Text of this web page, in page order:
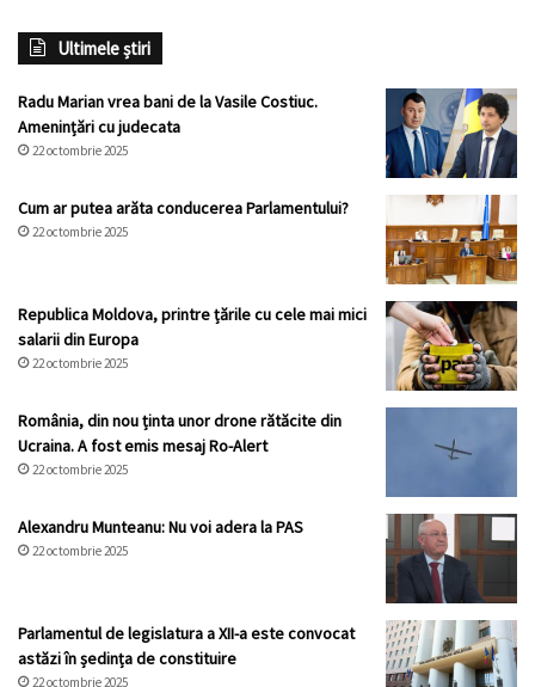
Ultimele știri
Radu Marian vrea bani de la Vasile Costiuc.
Amenințări cu judecata
22 octombrie 2025
Cum ar putea arăta conducerea Parlamentului?
22 octombrie 2025
Republica Moldova, printre țările cu cele mai mici
salarii din Europa
22 octombrie 2025
România, din nou ținta unor drone rătăcite din
Ucraina. A fost emis mesaj Ro-Alert
22 octombrie 2025
Alexandru Munteanu: Nu voi adera la PAS
22 octombrie 2025
Parlamentul de legislatura a XII-a este convocat
astăzi în ședința de constituire
22 octombrie 2025